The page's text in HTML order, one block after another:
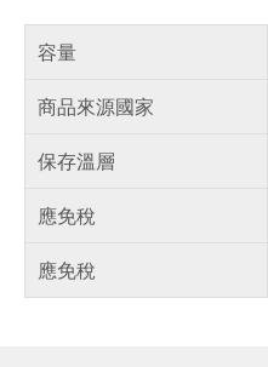
容量
商品來源國家
保存溫層
應免稅
應免稅